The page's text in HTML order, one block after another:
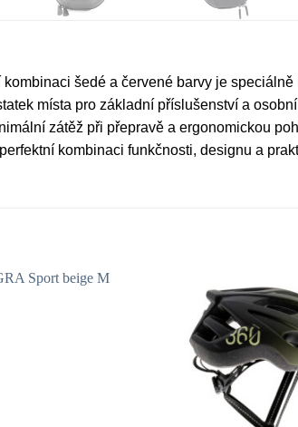
šedé a červené barvy je
místa pro základní příslušenství a
zátěž při přepravě a ergonomickou
kombinaci funkčnosti, designu a